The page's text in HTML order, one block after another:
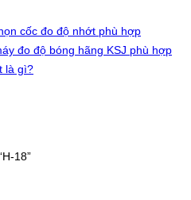
cốc đo độ nhớt phù hợp
đo độ bóng hãng KSJ phù hợp
là gì?
18”